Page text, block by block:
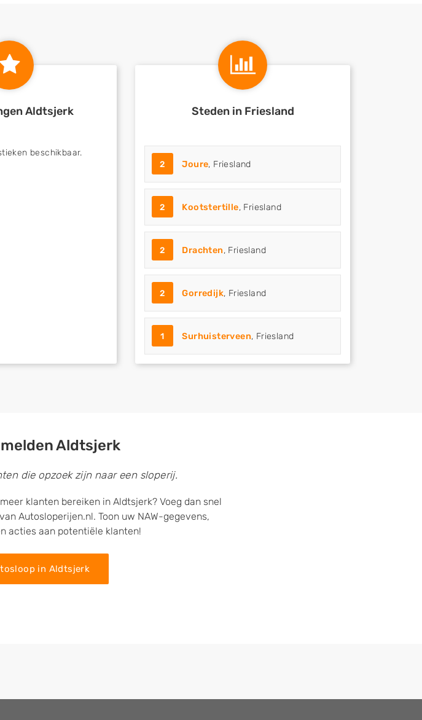
Aldtsjerk
beschikbaar.
Steden in Friesland
2 Joure, Friesland
2 Kootstertille, Friesland
2 Drachten, Friesland
2 Gorredijk, Friesland
1 Surhuisterveen, Friesland
Aldtsjerk
die opzoek zijn naar een sloperij.
klanten bereiken in Aldtsjerk? Voeg dan snel
Autosloperijen.nl. Toon uw NAW-gegevens,
acties aan potentiële klanten!
in Aldtsjerk